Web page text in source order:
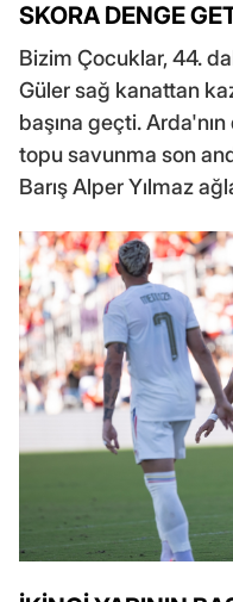
SKORA DENGE
Bizim Çocuklar, 44.
Güler sağ kanattan
başına geçti.
topu savunma son
Barış Alper Yılmaz